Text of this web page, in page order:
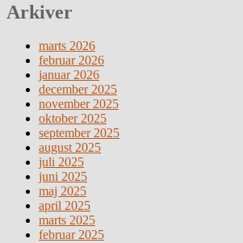
Arkiver
marts 2026
februar 2026
januar 2026
december 2025
november 2025
oktober 2025
september 2025
august 2025
juli 2025
juni 2025
maj 2025
april 2025
marts 2025
februar 2025